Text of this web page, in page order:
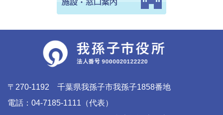
〒270-1192 千葉県我孫子市我孫子1858番地
電話：04-7185-1111（代表）